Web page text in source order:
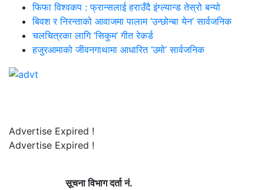
फिफा विश्वकप : फ्रान्सलाई हराउँदै इंग्ल्यान्ड तेस्रो बन्यो
बिवश र निरन्ताको आवाजमा पालाम ‘उन्छोन्बा येन’ सार्वजनिक
चलचित्रका लागि ‘सिकुम’ गीत रेकर्ड
हजुरआमाको जीवनगाथामा आधारित ‘उमो’ सार्वजनिक
Advertise Expired !
Advertise Expired !
सूचना विभाग दर्ता नं.